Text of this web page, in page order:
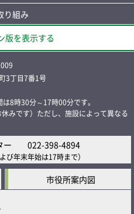
り組み
版を表示する
3丁目7番1号
8時30分～17時00分です。
みです）ただし、施設によって異なる
ー 022-398-4894
び年末年始は17時まで）
市役所案内図